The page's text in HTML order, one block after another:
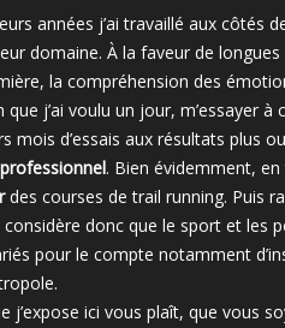
années j’ai travaillé aux côtés
domaine. À la faveur de
la compréhension des
que j’ai voulu un jour, m’essayer à
mois d’essais aux résultats plus
. Bien évidemment,
des courses de trail running. Puis
considère donc que le sport et les
pour le compte notamment
j’expose ici vous plaît, que vous